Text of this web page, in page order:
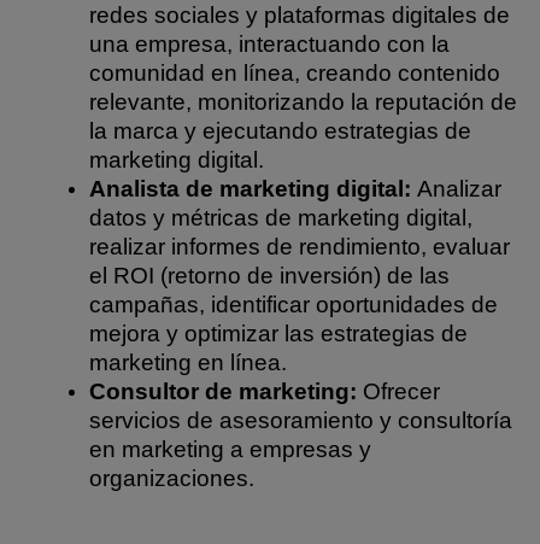
redes sociales y plataformas digitales de
una empresa, interactuando con la
comunidad en línea, creando contenido
relevante, monitorizando la reputación de
la marca y ejecutando estrategias de
marketing digital.
Analista de marketing digital: Analizar
datos y métricas de marketing digital,
realizar informes de rendimiento, evaluar
el ROI (retorno de inversión) de las
campañas, identificar oportunidades de
mejora y optimizar las estrategias de
marketing en línea.
Consultor de marketing: Ofrecer
servicios de asesoramiento y consultoría
en marketing a empresas y
organizaciones.